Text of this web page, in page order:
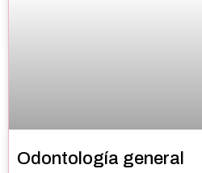
Odontología general